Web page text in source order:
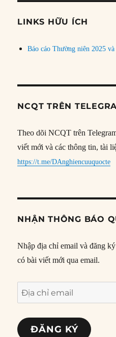
đề
LINKS HỮU ÍCH
Báo cáo Thường niên 2025
NCQT TRÊN
Theo dõi NCQT trên
viết mới và các thông tin, tài
https://t.me/DAnghiencuuquocte
NHẬN THÔNG BÁO
Nhập địa chỉ email và đăng
có bài viết mới qua email.
Địa
chỉ
email
ĐĂNG KÝ